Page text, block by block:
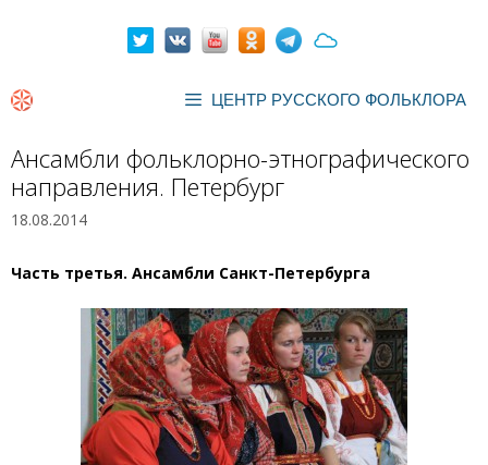
ЦЕНТР РУССКОГО ФОЛЬКЛОРА
Ансамбли фольклорно-этнографического
направления. Петербург
18.08.2014
Часть третья. Ансамбли Санкт-Петербурга